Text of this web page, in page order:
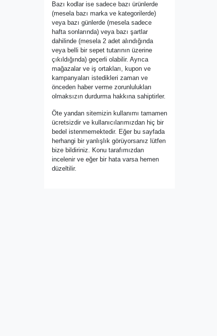
Bazı kodlar ise sadece bazı ürünlerde
(mesela bazı marka ve kategorilerde)
veya bazı günlerde (mesela sadece
hafta sonlarında) veya bazı şartlar
dahilinde (mesela 2 adet alındığında
veya belli bir sepet tutarının üzerine
çıkıldığında) geçerli olabilir. Ayrıca
mağazalar ve iş ortakları, kupon ve
kampanyaları istedikleri zaman ve
önceden haber verme zorunlulukları
olmaksızın durdurma hakkına sahiptirler.
Öte yandan sitemizin kullanımı tamamen
ücretsizdir ve kullanıcılarımızdan hiç bir
bedel istenmemektedir. Eğer bu sayfada
herhangi bir yanlışlık görüyorsanız lütfen
bize bildiriniz. Konu tarafımızdan
incelenir ve eğer bir hata varsa hemen
düzeltilir.